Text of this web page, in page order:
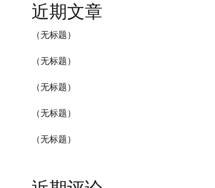
近期文章
（无标题）
（无标题）
（无标题）
（无标题）
（无标题）